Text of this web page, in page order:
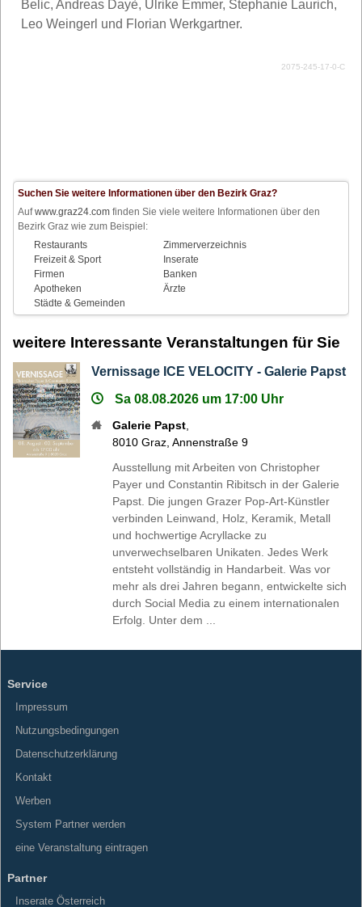
Belic, Andreas Dayè, Ulrike Emmer, Stephanie Laurich,
Leo Weingerl und Florian Werkgartner.
2075-245-17-0-C
Suchen Sie weitere Informationen über den Bezirk Graz?
Aufwww.graz24.com finden Sie viele weitere Informationen über den
Bezirk Graz wie zum Beispiel:
Restaurants
Zimmerverzeichnis
Freizeit & Sport
Inserate
Firmen
Banken
Apotheken
Ärzte
Städte & Gemeinden
weitere Interessante Veranstaltungen für Sie
Vernissage ICE VELOCITY - Galerie Papst
Sa 08.08.2026 um 17:00 Uhr
Galerie Papst
8010 Graz ,Annenstraße 9
Ausstellung mit Arbeiten von Christopher
Payer und Constantin Ribitsch in der Galerie
Papst. Die jungen Grazer Pop-Art-Künstler
verbinden Leinwand, Holz, Keramik, Metall
und hochwertige Acryllacke zu
unverwechselbaren Unikaten. Jedes Werk
entsteht vollständig in Handarbeit. Was vor
mehr als drei Jahren begann, entwickelte sich
durch Social Media zu einem internationalen
Erfolg. Unter dem ...
Service
Impressum
Nutzungsbedingungen
Datenschutzerklärung
Kontakt
Werben
System Partner werden
eine Veranstaltung eintragen
Partner
Inserate Österreich